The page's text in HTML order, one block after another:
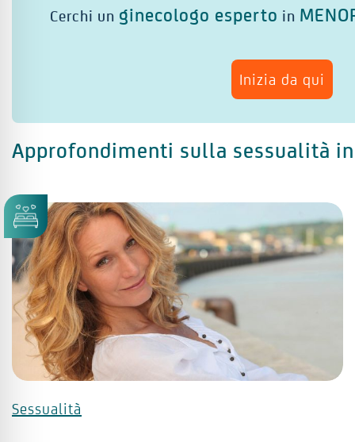
Cerchi un ginecologo esperto in
Inizia da qui
Approfondimenti sulla sessualità
Sessualità